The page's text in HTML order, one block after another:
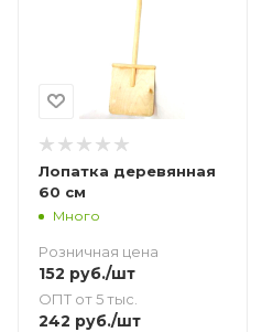
Лопатка деревянная
60 см
Много
Розничная цена
152 руб./шт
ОПТ от 5 тыс.
242 руб./шт